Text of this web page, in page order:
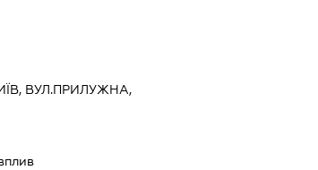
ВУЛ.ПРИЛУЖНА,